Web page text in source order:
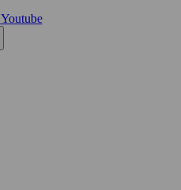
Youtube